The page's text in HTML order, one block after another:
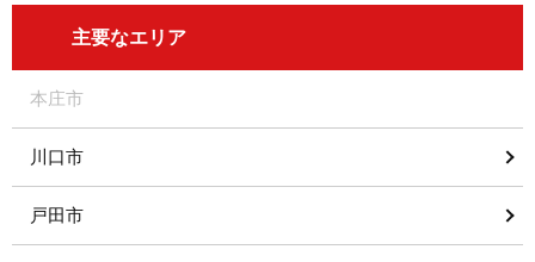
主要なエリア
本庄市
川口市
戸田市